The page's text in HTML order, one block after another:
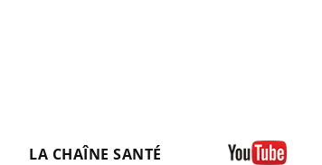
LA CHAÎNE SANTÉ